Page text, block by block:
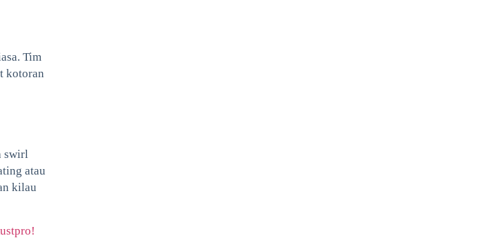
Tim
kotoran
swirl
atau
kilau